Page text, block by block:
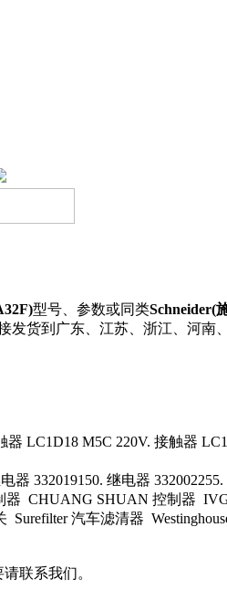
型号、参数或同类Schneider(
发货到广东、江苏、浙江、河
LC1D18 M5C 220V. 接触器
器 332019150. 继电器
器 CHUANG SHUAN 控制器
汽车滤清器
联系我们。